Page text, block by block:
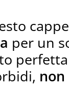
per un